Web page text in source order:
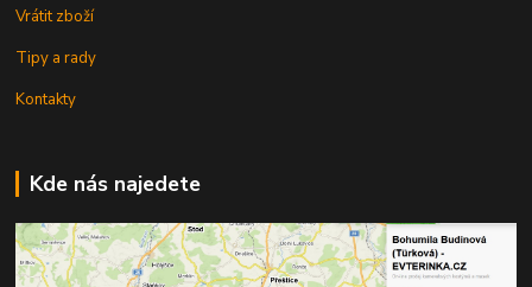
Vrátit zboží
Tipy a rady
Kontakty
Kde nás najedete